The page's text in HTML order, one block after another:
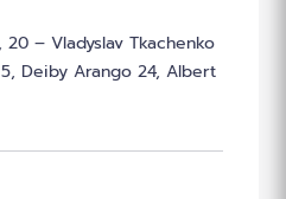
20 – Vladyslav Tkachenko
Deiby Arango 24, Albert